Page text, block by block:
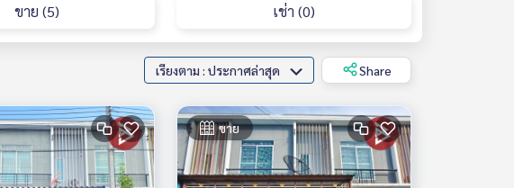
ขาย (5) เช่า (0)
เรียงตาม : ประกาศล่าสุด Share
ขาย